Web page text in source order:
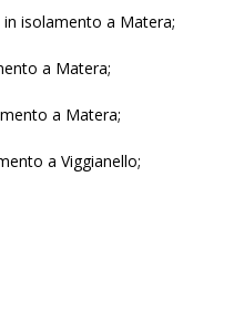
isolamento a Matera;
a Matera;
a Matera;
a Viggianello;